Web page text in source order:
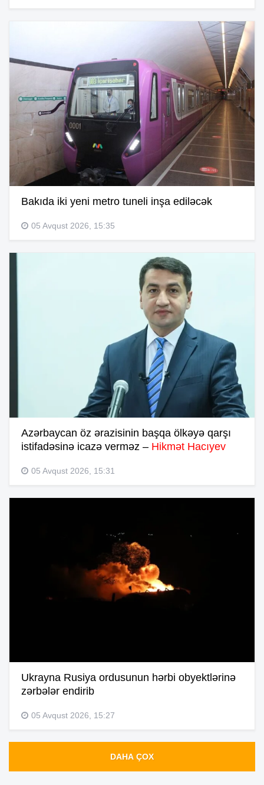
Bakıda iki yeni metro tuneli inşa ediləcək
05 Avqust 2026, 15:35
Azərbaycan öz ərazisinin başqa ölkəyə qarşı
istifadəsinə icazə verməz – Hikmət Hacıyev
05 Avqust 2026, 15:31
Ukrayna Rusiya ordusunun hərbi obyektlərinə
zərbələr endirib
05 Avqust 2026, 15:27
DAHA ÇOX